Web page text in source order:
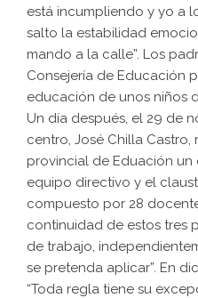
está incumpliendo y yo a
salto la estabilidad
mando a la calle”. Los
Consejería de Educación
educación de unos niños
Un día después, el 29 de
centro, José Chilla
provincial de Eduación
equipo directivo y el
compuesto por 28
continuidad de estos tres
de trabajo,
se pretenda aplicar”. En
“Toda regla tiene su